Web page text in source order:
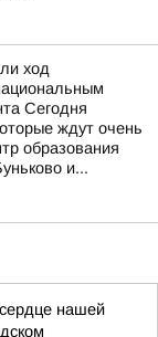
ход
Сегодня
ждут очень
образования
и...
нашей